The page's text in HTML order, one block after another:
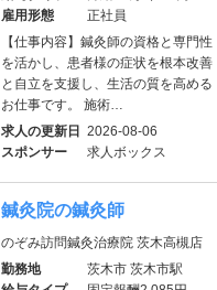
雇用形態
正社員
【仕事内容】鍼灸師の資格と専門性
を活かし、患者様の症状を根本改善
と自立を支援し、生活の質を高める
お仕事です。 施術…
求人の更新日 2026-08-06
スポンサー
求人ボックス
鍼灸院の鍼灸師
のぞみ訪問鍼灸治療院 茨木高槻店
勤務地
茨木市 茨木市駅